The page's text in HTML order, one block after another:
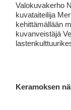
Valokuvakerho
kuvataiteilija
kehittämällään
kuvanveistäjä
Keramoksen